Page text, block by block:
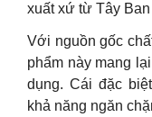
xuất xứ từ Tây Ban
Với nguồn gốc
phẩm này mang
dụng. Cái đặc
khả năng ngăn